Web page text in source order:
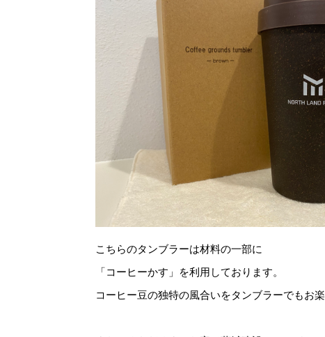
こちらのタンブラーは材料の一部に
「コーヒーかす」を利用しております。
コーヒー豆の独特の風合いをタンブラーでもお